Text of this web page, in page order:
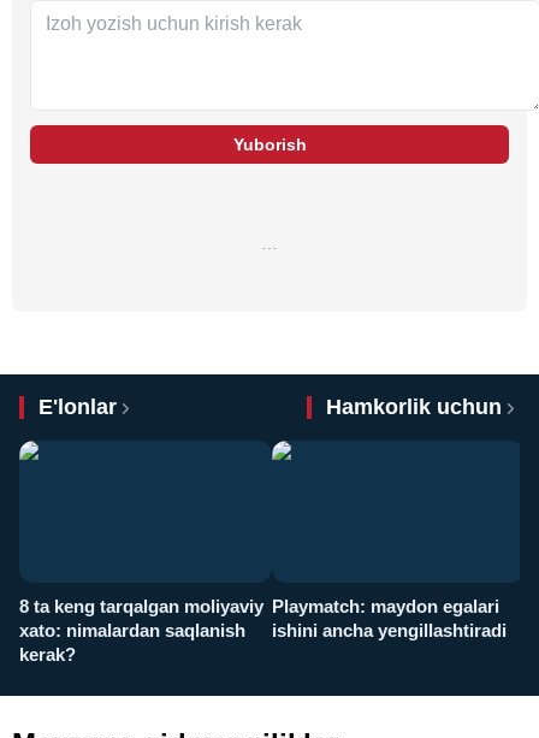
Yuborish
E'lonlar Hamkorlik uchun
8 ta keng tarqalgan moliyaviy
xato: nimalardan saqlanish
kerak?
Playmatch: maydon egalari
ishini ancha yengillashtiradi